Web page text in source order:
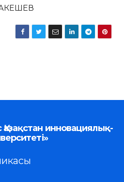
инновациялық-